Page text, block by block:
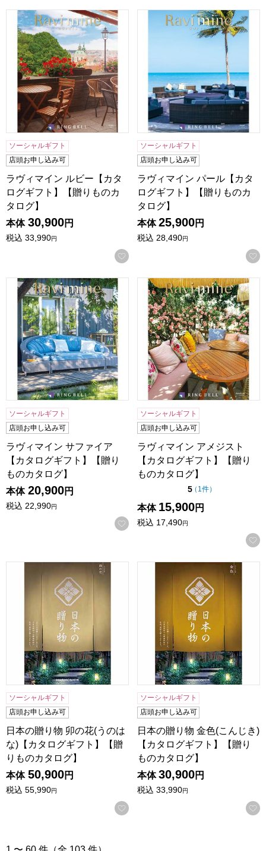
ラヴィマイン ルビー【カタログギフト】【贈りものカタロ
ソーシャルギフト
店頭お申し込み可
ラヴィマイン ルビー【カタ
ログギフト】【贈りものカ
タログ】
本体 30,900円
税込 33,990円
お気に入りに登録する
ラヴィマイン パール【カタ
ソーシャルギフト
店頭お申し込み可
ラヴィマイン パール【カタ
ログギフト】【贈りものカ
タログ】
本体 25,900円
税込 28,490円
ラヴィマイン サファイア【カタログギフト】【贈りものカ
ソーシャルギフト
店頭お申し込み可
ラヴィマイン サファイア
【カタログギフト】【贈り
ものカタログ】
本体 20,900円
税込 22,990円
お気に入りに登録する
ラヴィマイン アメジスト【
ソーシャルギフト
店頭お申し込み可
ラヴィマイン アメジスト
【カタログギフト】【贈り
ものカタログ】
5点（5点満点中）
（ 1件の評価
）
本体 15,900円
税込 17,490円
日本の贈り物 卯の花(うのはな)【カタログギフト】【贈りも
ソーシャルギフト
店頭お申し込み可
日本の贈り物 卯の花(うのは
な)【カタログギフト】【贈
りものカタログ】
本体 50,900円
税込 55,990円
お気に入りに登録する
日本の贈り物 金色(こんじき
ソーシャルギフト
店頭お申し込み可
日本の贈り物 金色(こんじき)
【カタログギフト】【贈り
ものカタログ】
本体 30,900円
税込 33,990円